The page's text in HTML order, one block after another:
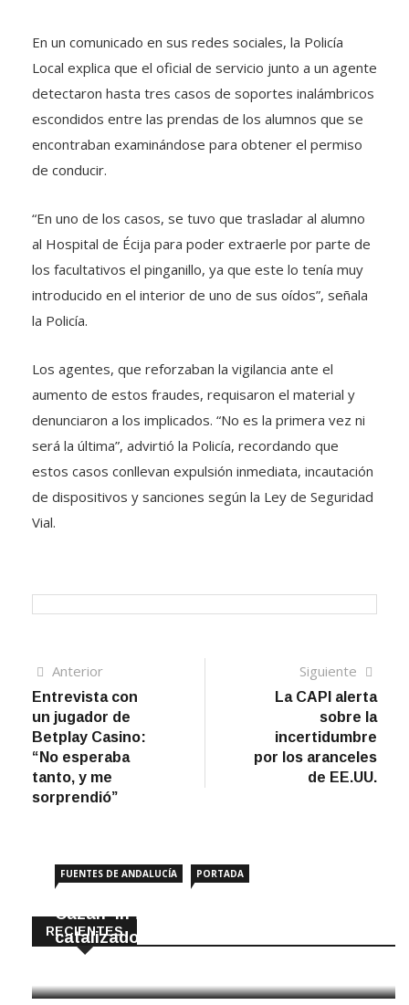
En un comunicado en sus redes sociales, la Policía
Local explica que el oficial de servicio junto a un agente
detectaron hasta tres casos de soportes inalámbricos
escondidos entre las prendas de los alumnos que se
encontraban examinándose para obtener el permiso
de conducir.
“En uno de los casos, se tuvo que trasladar al alumno
al Hospital de Écija para poder extraerle por parte de
los facultativos el pinganillo, ya que este lo tenía muy
introducido en el interior de uno de sus oídos”, señala
la Policía.
Los agentes, que reforzaban la vigilancia ante el
aumento de estos fraudes, requisaron el material y
denunciaron a los implicados. “No es la primera vez ni
será la última”, advirtió la Policía, recordando que
estos casos conllevan expulsión inmediata, incautación
de dispositivos y sanciones según la Ley de Seguridad
Vial.
Navegación
de
entradas
AnteriorArtículo
anterior
Entrevista con
un jugador de
Betplay Casino:
“No esperaba
tanto, y me
sorprendió”
Siguiente
La CAPI alerta
sobre la
incertidumbre
por los aranceles
de EE.UU.
RECIENTES
FUENTES DE ANDALUCÍA PORTADA
Cazan ‘in fraganti’ a ladrones de
catalizadores